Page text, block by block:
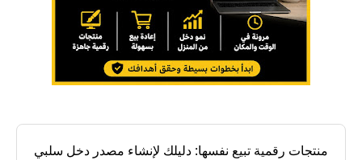
منتجات رقمية تبيع نفسها: دليلك لإنشاء مصدر دخل سلبي